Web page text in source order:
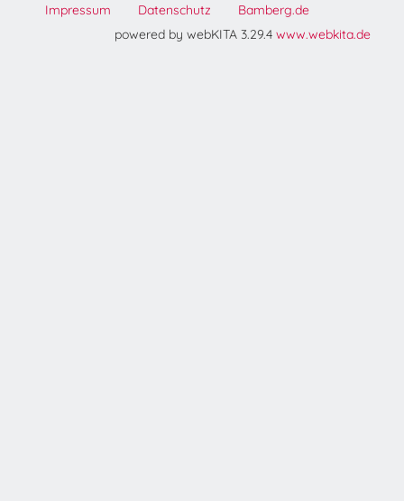
Impressum Datenschutz
Bamberg.de
powered by webKITA 3.29.4 www.webkita.de